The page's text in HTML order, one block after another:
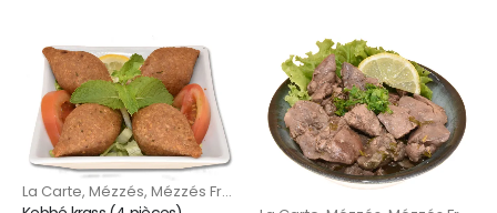
La Carte, Mézzés, Mézzés Froids Mézzzés Chauds